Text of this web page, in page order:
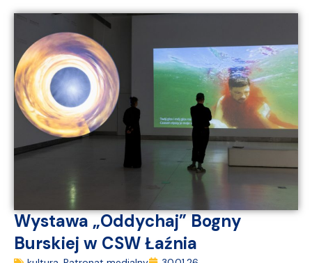
Wystawa „Oddychaj” Bogny
Burskiej w CSW Łaźnia